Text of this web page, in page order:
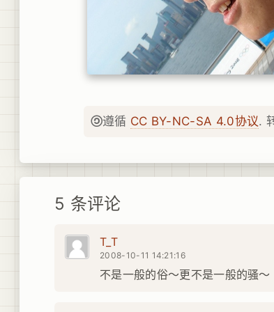
遵循 CC BY-NC-SA 4.0协议.
5 条评论
T_T
2008-10-11 14:21:16
不是一般的俗～更不是一般的骚～